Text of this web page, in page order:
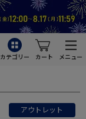
カテゴリー カート メニュー
アウトレット